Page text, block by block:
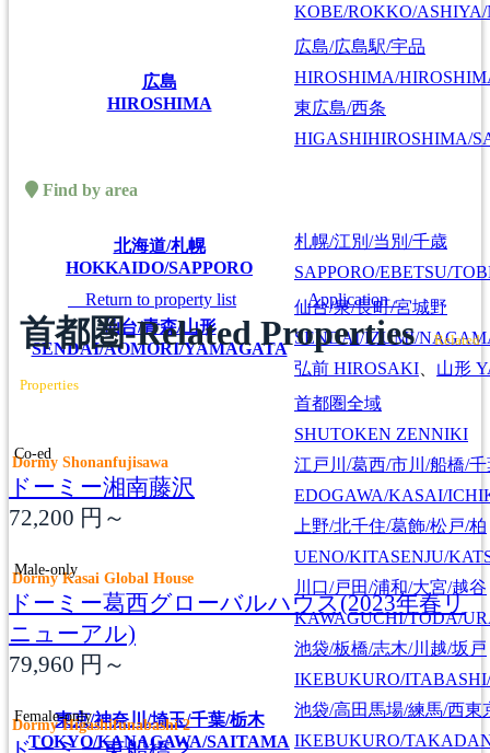
KOBE/ROKKO/
広島
HIROSHIMA
広島/広島駅/宇品
HIROSHIMA/
東広島/西条
HIGASHIHIROSHIMA/
Find by area
北海道/札幌
HOKKAIDO/SAPPORO
札幌/江別/当別/千歳
SAPPORO/EBETSU/
仙台/青森/山形
SENDAI/AOMORI/YAMAGATA
仙台/泉/長町/宮城野
SENDAI/IZUMI/
弘前 HIROSAKI 山形
東京/神奈川/埼玉/千葉/栃木
TOKYO/KANAGAWA/SAITAMA
首都圏全域
SHUTOKEN ZENNIKI
江戸川/葛西/市川/船橋/千
EDOGAWA/KASAI/
上野/北千住/葛飾/松戸/柏
UENO/KITASENJU/
川口/戸田/浦和/大宮/越谷
KAWAGUCHI/TODA/
池袋/板橋/志木/川越/坂戸
IKEBUKURO/
池袋/高田馬場/練馬/西東
IKEBUKURO/
Return to property list Application
首都圏-Related Properties Related
Properties
Co-ed
Dormy Shonanfujisawa
ドーミー湘南藤沢
72,200 円～
Male-only
Dormy Kasai Global House
ドーミー葛西グローバルハウス(2023年春リ
ニューアル)
79,960 円～
Female-only
Dormy Higashifunabashi 2